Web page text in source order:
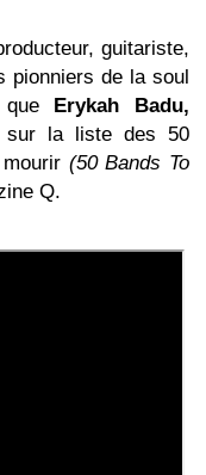
guitariste,
pionniers de la soul
Erykah Badu,
sur la liste des 50
(50 Bands To
Q.